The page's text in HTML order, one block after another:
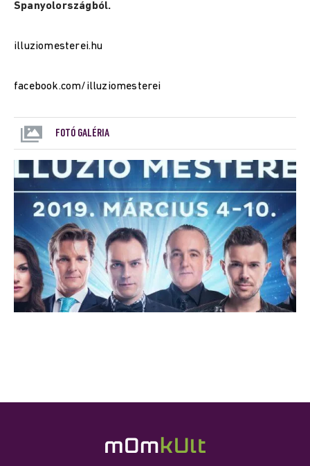
Spanyolországból.
illuziomesterei.hu
facebook.com/illuziomesterei
FOTÓ GALÉRIA